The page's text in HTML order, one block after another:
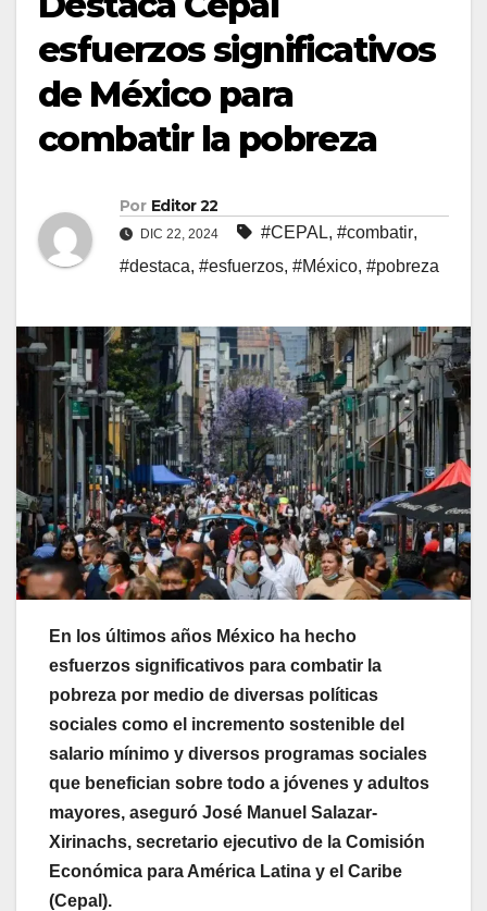
esfuerzos significativos
de México para
combatir la pobreza
Por Editor 22
DIC 22, 2024 #CEPAL, #combatir,
#destaca, #esfuerzos, #México, #pobreza
En los últimos años México ha hecho
esfuerzos significativos para combatir la
pobreza por medio de diversas políticas
sociales como el incremento sostenible del
salario mínimo y diversos programas sociales
que benefician sobre todo a jóvenes y adultos
mayores, aseguró José Manuel Salazar-
Xirinachs, secretario ejecutivo de la Comisión
Económica para América Latina y el Caribe
(Cepal).